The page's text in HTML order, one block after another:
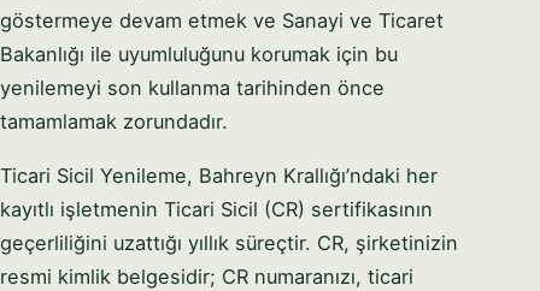
göstermeye devam etmek ve Sanayi ve Ticaret
Bakanlığı ile uyumluluğunu korumak için bu
yenilemeyi son kullanma tarihinden önce
tamamlamak zorundadır.
Ticari Sicil Yenileme, Bahreyn Krallığı’ndaki her
kayıtlı işletmenin Ticari Sicil (CR) sertifikasının
geçerliliğini uzattığı yıllık süreçtir. CR, şirketinizin
resmi kimlik belgesidir; CR numaranızı, ticari